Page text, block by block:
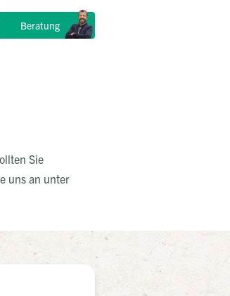
Beratung
Sie
uns an unter